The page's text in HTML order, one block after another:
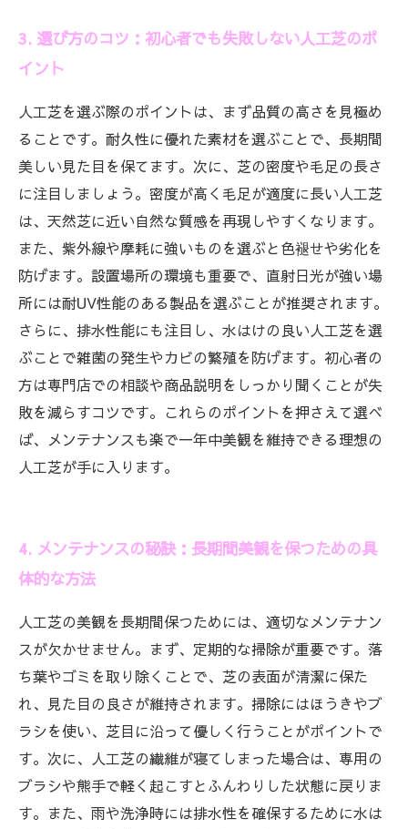
3. 選び方のコツ：初心者でも失敗しない人工芝のポ
イント
人工芝を選ぶ際のポイントは、まず品質の高さを見極め
ることです。耐久性に優れた素材を選ぶことで、長期間
美しい見た目を保てます。次に、芝の密度や毛足の長さ
に注目しましょう。密度が高く毛足が適度に長い人工芝
は、天然芝に近い自然な質感を再現しやすくなります。
また、紫外線や摩耗に強いものを選ぶと色褪せや劣化を
防げます。設置場所の環境も重要で、直射日光が強い場
所には耐UV性能のある製品を選ぶことが推奨されます。
さらに、排水性能にも注目し、水はけの良い人工芝を選
ぶことで雑菌の発生やカビの繁殖を防げます。初心者の
方は専門店での相談や商品説明をしっかり聞くことが失
敗を減らすコツです。これらのポイントを押さえて選べ
ば、メンテナンスも楽で一年中美観を維持できる理想の
人工芝が手に入ります。
4. メンテナンスの秘訣：長期間美観を保つための具
体的な方法
人工芝の美観を長期間保つためには、適切なメンテナン
スが欠かせません。まず、定期的な掃除が重要です。落
ち葉やゴミを取り除くことで、芝の表面が清潔に保た
れ、見た目の良さが維持されます。掃除にはほうきやブ
ラシを使い、芝目に沿って優しく行うことがポイントで
す。次に、人工芝の繊維が寝てしまった場合は、専用の
ブラシや熊手で軽く起こすとふんわりした状態に戻りま
す。また、雨や洗浄時には排水性を確保するために水は